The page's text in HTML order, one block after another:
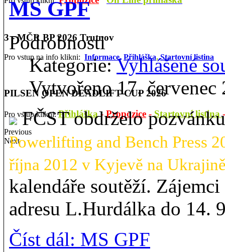
3 - MČR BP 2026 Trutnov
Pro vstup na info klikni: Informace, Přihláška,Startovní listina
PILSEN OPEN DEADLIFT CUP 2026
Pro vstup klikni:Přihláška-Propozice-Startovní listina
Previous
Next
MS GPF
Podrobnosti
Kategorie:Vyhlášené
Vytvořeno 17. červenec
FČST obdrželo
Powerlifting and Bench Press
října 2012 v Kyjevě na
kalendáře soutěží.
adresu L.Hurdálka do 14.
Číst dál: MS GPF